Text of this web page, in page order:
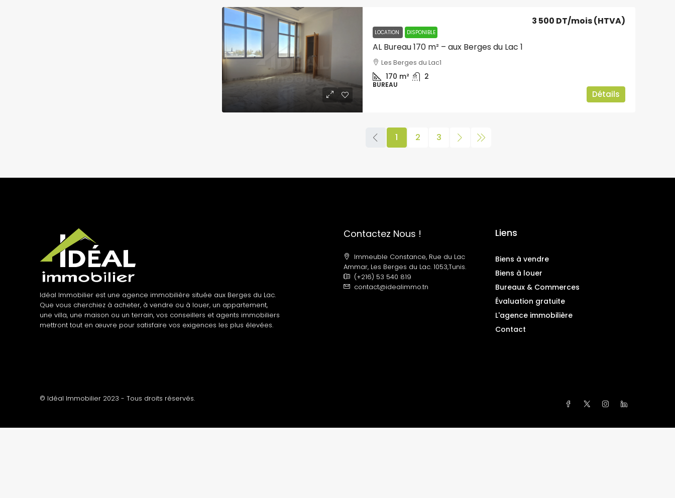
LOCATION DISPONIBLE
AL Bureau 170 m² – aux Berges du Lac 1
3 500 DT/mois (HTVA)
Les Berges du Lac1
170 m² 2
BUREAU
Détails
1 2 3
Idéal Immobilier est une agence immobilière située aux Berges du Lac.
Que vous cherchiez à acheter, à vendre ou à louer, un appartement,
une villa, une maison ou un terrain, vos conseillers et agents immobiliers
mettront tout en œuvre pour satisfaire vos exigences les plus élevées.
Contactez Nous !
Immeuble Constance, Rue du Lac
Ammar, Les Berges du Lac. 1053,Tunis.
(+216) 53 540 819
contact@idealimmo.tn
Liens
Biens à vendre
Biens à louer
Bureaux & Commerces
Évaluation gratuite
L'agence immobilière
Contact
© Idéal Immobilier 2023 - Tous droits réservés.